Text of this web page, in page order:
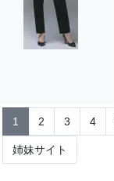
1 2 3 4
姉妹サイト